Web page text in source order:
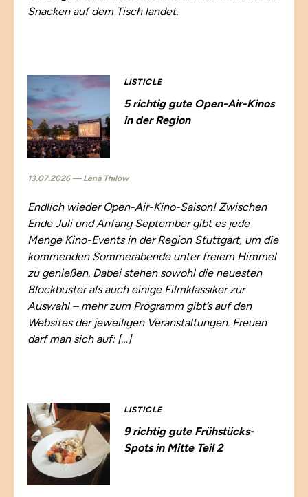
Snacken auf dem Tisch landet.
LISTICLE
5 richtig gute Open-Air-Kinos
in der Region
13.07.2026 — Lena Thilow
Endlich wieder Open-Air-Kino-Saison! Zwischen
Ende Juli und Anfang September gibt es jede
Menge Kino-Events in der Region Stuttgart, um die
kommenden Sommerabende unter freiem Himmel
zu genießen. Dabei stehen sowohl die neuesten
Blockbuster als auch einige Filmklassiker zur
Auswahl – mehr zum Programm gibt’s auf den
Websites der jeweiligen Veranstaltungen. Freuen
darf man sich auf: […]
LISTICLE
9 richtig gute Frühstücks-
Spots in Mitte Teil 2